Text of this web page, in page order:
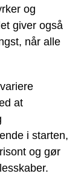
og
giver også
når alle
at
i starten,
og gør